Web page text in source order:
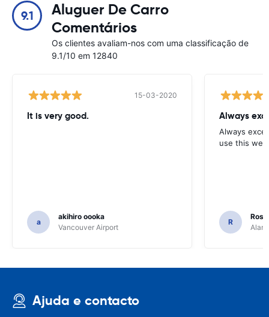
9.1
Aluguer De Carro
Comentários
Os clientes avaliam-nos com uma classificação de
9.1/10 em 12840
15-03-2020
It is very good.
a
akihiro oooka
Vancouver Airport
Always
Always
use this
R
Ajuda e contacto